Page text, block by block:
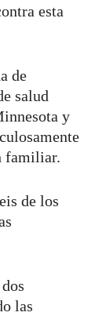
esta
de
salud
y
familiar.
de los
las